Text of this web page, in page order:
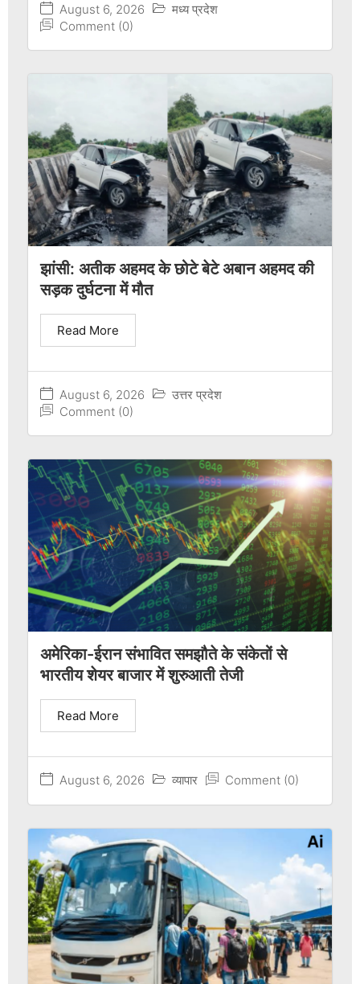
August 6, 2026
मध्य प्रदेश
Comment (0)
झांसी: अतीक अहमद के छोटे बेटे अबान अहमद की
सड़क दुर्घटना में मौत
August 6, 2026
उत्तर प्रदेश
Comment (0)
Read More
अमेरिका-ईरान संभावित समझौते के संकेतों से
भारतीय शेयर बाजार में शुरुआती तेजी
August 6, 2026 व्यापार Comment (0)
Read More